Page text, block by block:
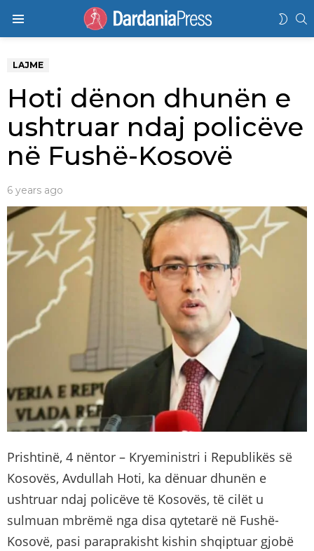
LAJME
Hoti dënon dhunën e
ushtruar ndaj policëve
në Fushë-Kosovë
6 years ago
Prishtinë, 4 nëntor – Kryeministri i Republikës së
Kosovës, Avdullah Hoti, ka dënuar dhunën e
ushtruar ndaj policëve të Kosovës, të cilët u
sulmuan mbrëmë nga disa qytetarë në Fushë-
Kosovë, pasi paraprakisht kishin shqiptuar gjobë